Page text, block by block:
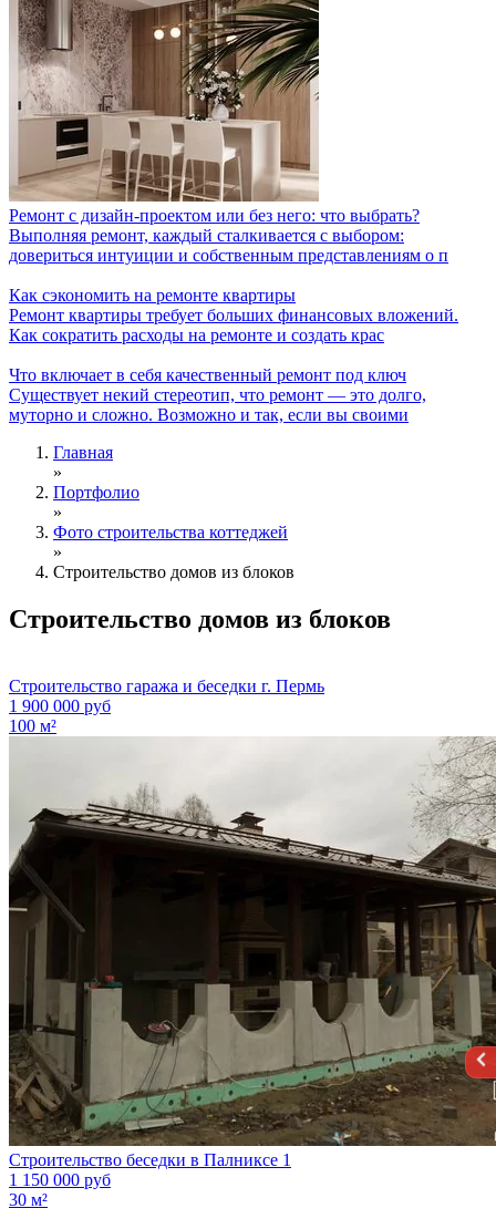
Ремонт с дизайн-проектом или без него: что выбрать?
Выполняя ремонт, каждый сталкивается с выбором:
довериться интуиции и собственным представлениям о п
Как сэкономить на ремонте квартиры
Ремонт квартиры требует больших финансовых вложений.
Как сократить расходы на ремонте и создать крас
Что включает в себя качественный ремонт под ключ
Существует некий стереотип, что ремонт — это долго,
муторно и сложно. Возможно и так, если вы своими
Вы здесь
Главная
»
Портфолио
»
Фото строительства коттеджей
»
Строительство домов из блоков
Строительство домов из блоков
Строительство гаража и беседки г. Пермь
1 900 000 руб
100 м²
Строительство беседки в Палниксе 1
1 150 000 руб
30 м²